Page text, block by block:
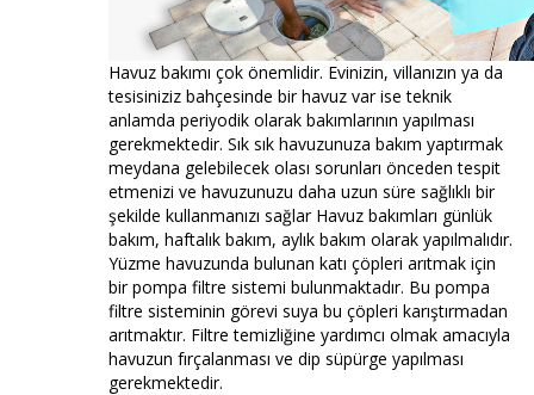
Havuz bakımı çok önemlidir. Evinizin, villanızın ya da
tesisiniziz bahçesinde bir havuz var ise teknik
anlamda periyodik olarak bakımlarının yapılması
gerekmektedir. Sık sık havuzunuza bakım yaptırmak
meydana gelebilecek olası sorunları önceden tespit
etmenizi ve havuzunuzu daha uzun süre sağlıklı bir
şekilde kullanmanızı sağlar Havuz bakımları günlük
bakım, haftalık bakım, aylık bakım olarak yapılmalıdır.
Yüzme havuzunda bulunan katı çöpleri arıtmak için
bir pompa filtre sistemi bulunmaktadır. Bu pompa
filtre sisteminin görevi suya bu çöpleri karıştırmadan
arıtmaktır. Filtre temizliğine yardımcı olmak amacıyla
havuzun fırçalanması ve dip süpürge yapılması
gerekmektedir.